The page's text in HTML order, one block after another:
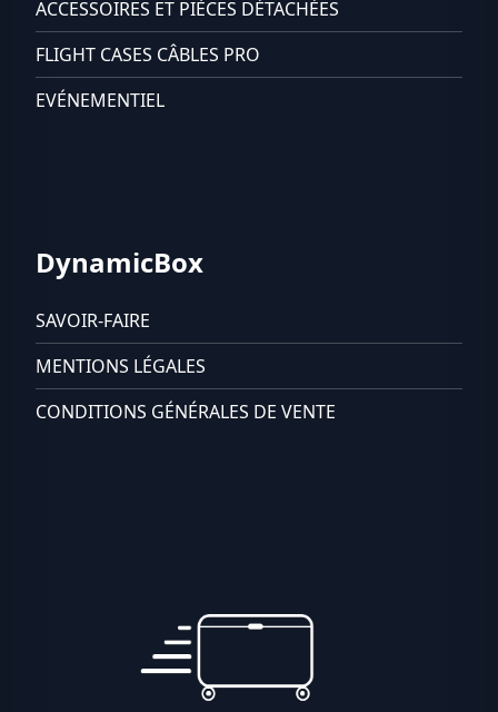
ACCESSOIRES ET PIÈCES DÉTACHÉES
FLIGHT CASES CÂBLES PRO
EVÉNEMENTIEL
DynamicBox
SAVOIR-FAIRE
MENTIONS LÉGALES
CONDITIONS GÉNÉRALES DE VENTE